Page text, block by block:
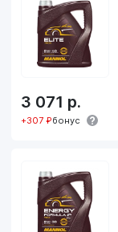
3 071 р.
+307 ₽бонус